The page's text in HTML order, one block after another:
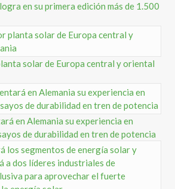
en su primera edición más de 1.500
solar de Europa central y oriental
en Alemania su experiencia en
de durabilidad en tren de potencia